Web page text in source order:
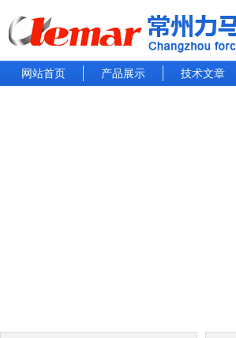
网站首页 产品展示 技术文章